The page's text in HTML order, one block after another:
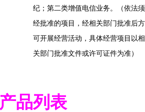
纪；第二类增值电信业务。（依法须
经批准的项目，经相关部门批准后方
可开展经营活动，具体经营项目以相
关部门批准文件或许可证件为准）
产品列表